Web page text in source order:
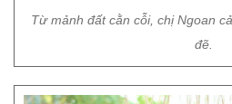
Từ mảnh đất cằn cỗi, chị Ngoan
đẽ.